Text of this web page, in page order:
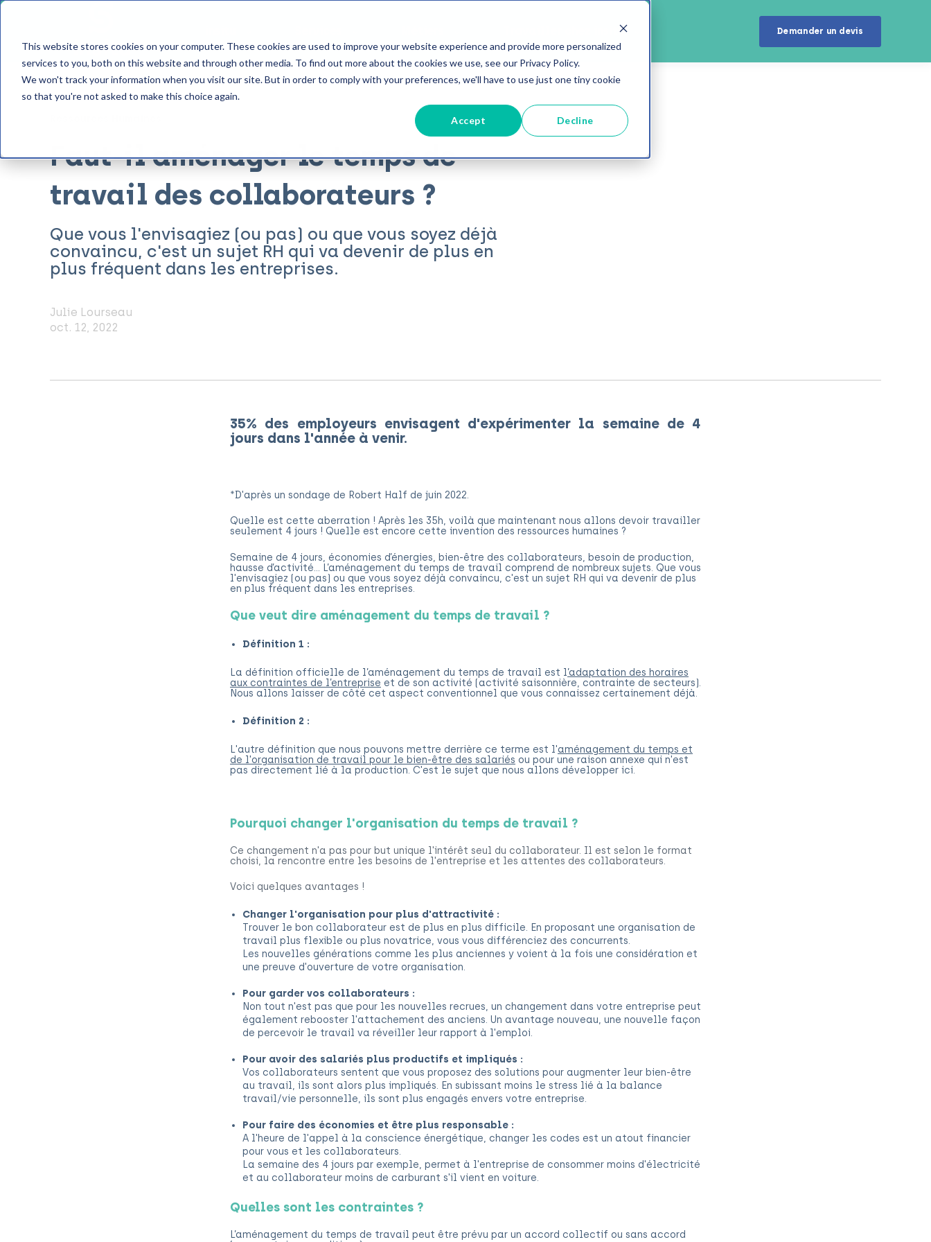
This website stores cookies on your computer. These cookies are used to improve your website experience and provide more personalized
services to you, both on this website and through other media. To find out more about the cookies we use, see our Privacy Policy.
We won't track your information when you visit our site. But in order to comply with your preferences, we'll have to use just one tiny cookie
so that you're not asked to make this choice again.
Accept Decline
Travailler chez insitu Demander un devis
Faut-il aménager le temps de
travail des collaborateurs ?
Que vous l'envisagiez (ou pas) ou que vous soyez déjà
convaincu, c'est un sujet RH qui va devenir de plus en
plus fréquent dans les entreprises.
Julie Lourseau
oct. 12, 2022
35% des employeurs envisagent d'expérimenter la semaine de 4
jours dans l'année à venir.
*D'après un sondage de Robert Half de juin 2022.
Quelle est cette aberration ! Après les 35h, voilà que maintenant nous allons devoir travailler
seulement 4 jours ! Quelle est encore cette invention des ressources humaines ?
Semaine de 4 jours, économies d’énergies, bien-être des collaborateurs, besoin de production,
hausse d’activité… L’aménagement du temps de travail comprend de nombreux sujets. Que vous
l'envisagiez (ou pas) ou que vous soyez déjà convaincu, c'est un sujet RH qui va devenir de plus
en plus fréquent dans les entreprises.
Que veut dire aménagement du temps de travail ?
Définition 1 :
La définition officielle de l’aménagement du temps de travail est l’adaptation des horaires
aux contraintes de l’entreprise et de son activité (activité saisonnière, contrainte de secteurs).
Nous allons laisser de côté cet aspect conventionnel que vous connaissez certainement déjà.
Définition 2 :
L'autre définition que nous pouvons mettre derrière ce terme est l'aménagement du temps et
de l'organisation de travail pour le bien-être des salariés ou pour une raison annexe qui n'est
pas directement lié à la production. C'est le sujet que nous allons développer ici.
Pourquoi changer l'organisation du temps de travail ?
Ce changement n'a pas pour but unique l'intérêt seul du collaborateur. Il est selon le format
choisi, la rencontre entre les besoins de l'entreprise et les attentes des collaborateurs.
Voici quelques avantages !
Changer l'organisation pour plus d'attractivité :
Trouver le bon collaborateur est de plus en plus difficile. En proposant une organisation de
travail plus flexible ou plus novatrice, vous vous différenciez des concurrents.
Les nouvelles générations comme les plus anciennes y voient à la fois une considération et
une preuve d'ouverture de votre organisation.
Pour garder vos collaborateurs :
Non tout n'est pas que pour les nouvelles recrues, un changement dans votre entreprise peut
également rebooster l'attachement des anciens. Un avantage nouveau, une nouvelle façon
de percevoir le travail va réveiller leur rapport à l'emploi.
Pour avoir des salariés plus productifs et impliqués :
Vos collaborateurs sentent que vous proposez des solutions pour augmenter leur bien-être
au travail, ils sont alors plus impliqués. En subissant moins le stress lié à la balance
travail/vie personnelle, ils sont plus engagés envers votre entreprise.
Pour faire des économies et être plus responsable :
A l'heure de l'appel à la conscience énergétique, changer les codes est un atout financier
pour vous et les collaborateurs.
La semaine des 4 jours par exemple, permet à l'entreprise de consommer moins d'électricité
et au collaborateur moins de carburant s'il vient en voiture.
Quelles sont les contraintes ?
L’aménagement du temps de travail peut être prévu par un accord collectif ou sans accord